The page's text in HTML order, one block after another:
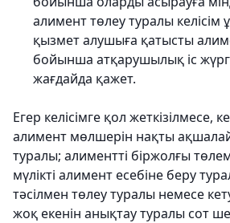
алимент төлеу туралы келісім
қызмет алушыға қатысты
бойынша атқарушылық іс
жағдайда қажет.
Егер келісімге қол жеткізілмесе,
алимент мөлшерін нақты
туралы; алиментті біржолғы
мүлікті алимент есебіне беру
тәсілмен төлеу туралы немесе
жоқ екенін анықтау туралы сот